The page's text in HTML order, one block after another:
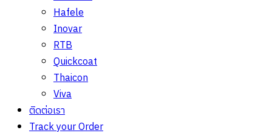
Hafele
Inovar
RTB
Quickcoat
Thaicon
Viva
ติดต่อเรา
Track your Order